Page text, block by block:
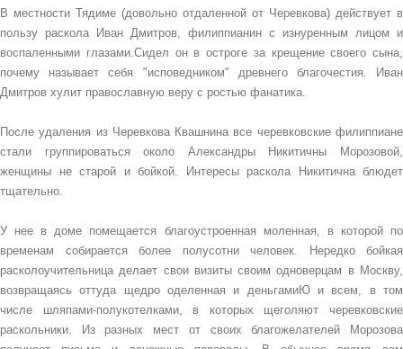
В местности Тядиме (довольно отдаленной от Черевкова) действует в
пользу раскола Иван Дмитров, филиппианин с изнуренным лицом и
воспаленными глазами.Сидел он в остроге за крещение своего сына,
почему называет себя "исповедником" древнего благочестия. Иван
Дмитров хулит православную веру с ростью фанатика.
После удаления из Черевкова Квашнина все черевковские филиппиане
стали группироваться около Александры Никитичны Морозовой,
женщины не старой и бойкой. Интересы раскола Никитична блюдет
тщательно.
У нее в доме помещается благоустроенная моленная, в которой по
временам собирается более полусотни человек. Нередко бойкая
расколоучительница делает свои визиты своим одноверцам в Москву,
возвращаясь оттуда щедро оделенная и деньгамиЮ и всем, в том
числе шляпами-полукотелками, в которых щеголяют черевковские
раскольники. Из разных мест от своих благожелателей Морозова